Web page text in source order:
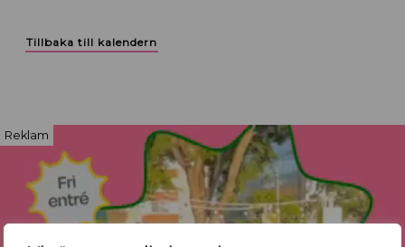
Tillbaka till kalendern
Reklam